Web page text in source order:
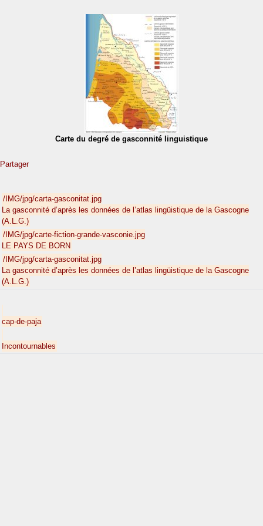
Carte du degré de gasconnité linguistique
Partager
/IMG/jpg/carta-gasconitat.jpg
La gasconnité d’après les données de l’atlas lingüistique de la Gascogne
(A.L.G.)
/IMG/jpg/carte-fiction-grande-vasconie.jpg
LE PAYS DE BORN
/IMG/jpg/carta-gasconitat.jpg
La gasconnité d’après les données de l’atlas lingüistique de la Gascogne
(A.L.G.)
cap-de-paja
Incontournables